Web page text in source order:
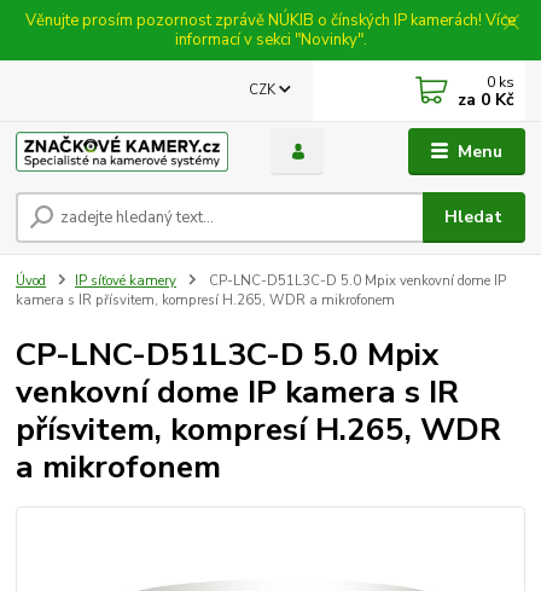
Věnujte prosím pozornost zprávě NÚKIB o čínských IP kamerách! Více
informací v sekci "Novinky".
Menu
CZK
Hledat
0 ks
za 0 Kč
Úvod IP síťové kamery
CP-LNC-D51L3C-D 5.0 Mpix venkovní dome IP
kamera s IR přísvitem, kompresí H.265, WDR a mikrofonem
CP-LNC-D51L3C-D 5.0 Mpix
venkovní dome IP kamera s IR
přísvitem, kompresí H.265, WDR
a mikrofonem